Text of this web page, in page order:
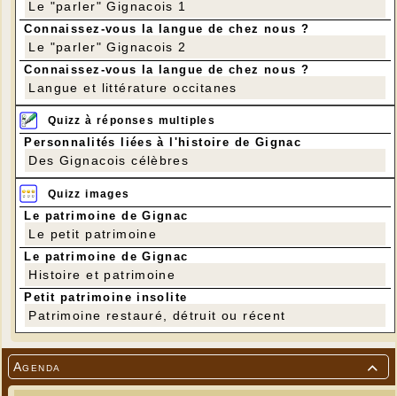

Agenda
Le "parler" Gignacois 1
Connaissez-vous la langue de chez nous ?
Le "parler" Gignacois 2
Connaissez-vous la langue de chez nous ?
Langue et littérature occitanes
Quizz à réponses multiples
Personnalités liées à l'histoire de Gignac
Des Gignacois célèbres
Quizz images
Le patrimoine de Gignac
Le petit patrimoine
Le patrimoine de Gignac
Histoire et patrimoine
Petit patrimoine insolite
Patrimoine restauré, détruit ou récent